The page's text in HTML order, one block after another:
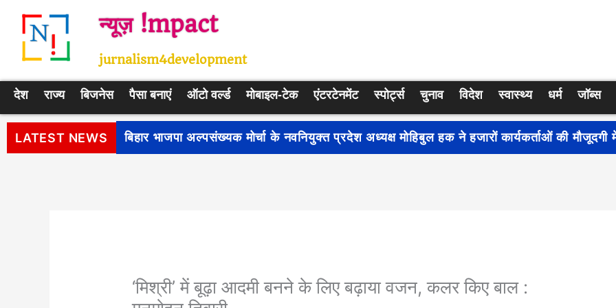
न्यूज़ !mpact
jurnalism4development
देश राज्य बिजनेस पैसा बनाएं ऑटो वर्ल्ड मोबाइल-टेक एंटरटेनमेंट स्पोर्ट्स चुनाव विदेश स्वास्थ्य धर्म जॉब्स
LATEST NEWS पीएम सूर्य घर: मुफ्त बिजली योजना के प्रति जागरूकता बढ़ाने के लिए देशभर में शुरू हुआ नुक्कड़ नाटक
‘मिश्री’ में बूढ़ा आदमी बनने के लिए बढ़ाया वजन, कलर किए बाल :